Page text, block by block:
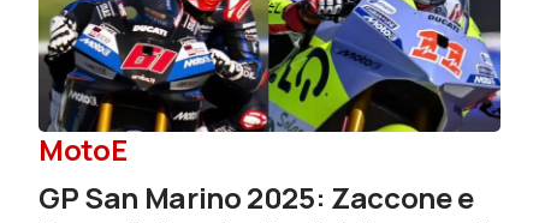
MotoE
GP San Marino 2025: Zaccone e